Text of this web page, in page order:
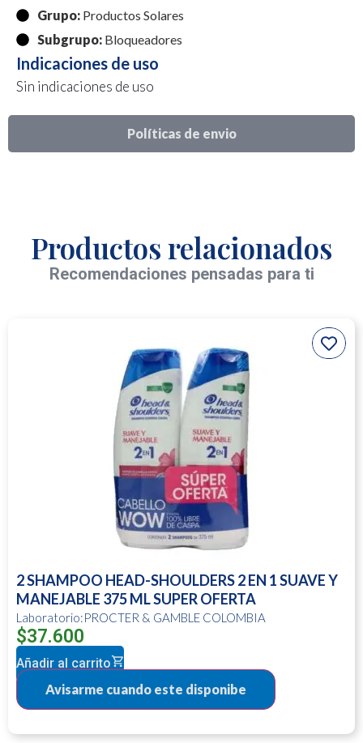
Políticas de envio
Grupo: Productos Solares
Subgrupo: Bloqueadores
Indicaciones de uso
Sin indicaciones de uso
Productos relacionados
Recomendaciones pensadas para ti
2 SHAMPOO HEAD-SHOULDERS 2 EN 1 SUAVE Y
MANEJABLE 375 ML SUPER OFERTA
Laboratorio:PROCTER & GAMBLE COLOMBIA
$37.600
Añadir al carrito